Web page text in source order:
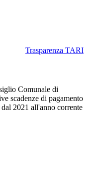
Trasparenza TARI
Comunale di
scadenze di pagamento
2021 all'anno corrente